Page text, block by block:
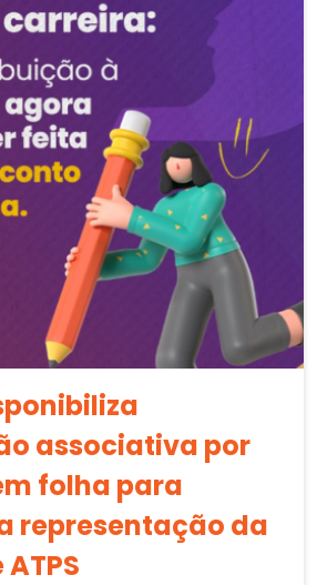
associativa por
folha para
representação da